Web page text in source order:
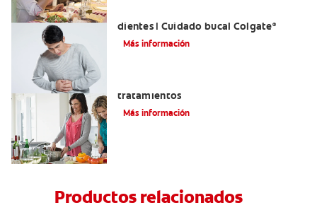
dientes | Cuidado bucal Colgate®
Más información
tratamientos
Más información
Productos relacionados